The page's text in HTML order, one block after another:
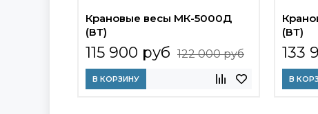
Крановые весы МК-5000Д
(ВТ)
115 900 руб 122 000 руб
В КОРЗИНУ
(ВТ)
133
В